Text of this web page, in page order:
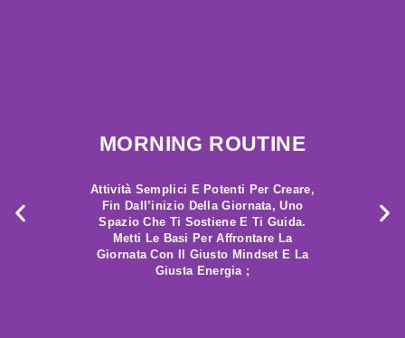
MORNING ROUTINE
Attività Semplici E Potenti Per Creare,
Fin Dall’inizio Della Giornata, Uno
Spazio Che Ti Sostiene E Ti Guida.
Metti Le Basi Per Affrontare La
Giornata Con Il Giusto Mindset E La
Giusta Energia ;